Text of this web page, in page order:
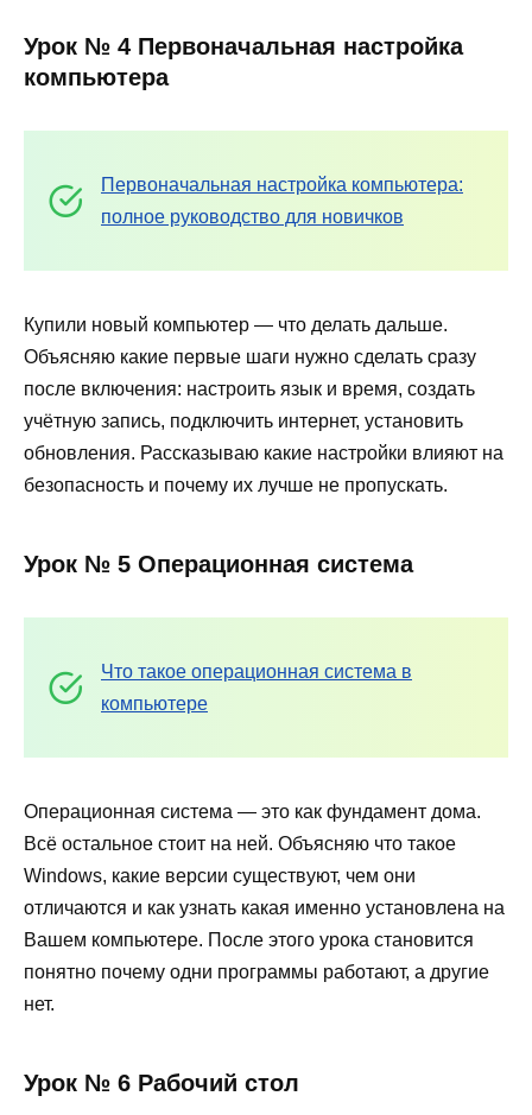
Урок № 4 Первоначальная настройка
компьютера
Первоначальная настройка компьютера:
полное руководство для новичков
Купили новый компьютер — что делать дальше.
Объясняю какие первые шаги нужно сделать сразу
после включения: настроить язык и время, создать
учётную запись, подключить интернет, установить
обновления. Рассказываю какие настройки влияют на
безопасность и почему их лучше не пропускать.
Урок № 5 Операционная система
Что такое операционная система в
компьютере
Операционная система — это как фундамент дома.
Всё остальное стоит на ней. Объясняю что такое
Windows, какие версии существуют, чем они
отличаются и как узнать какая именно установлена на
Вашем компьютере. После этого урока становится
понятно почему одни программы работают, а другие
нет.
Урок № 6 Рабочий стол